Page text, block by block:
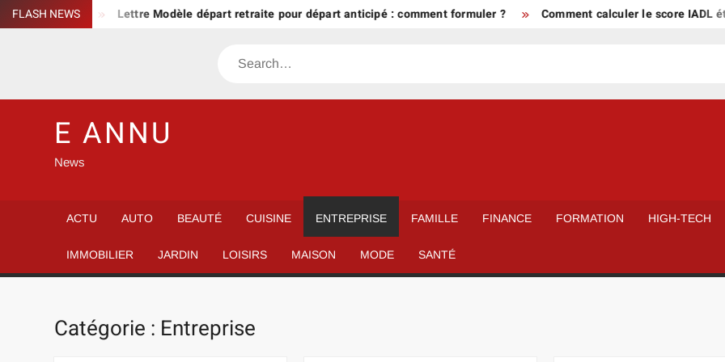
Skip
to
FLASH NEWS
sa famille Lettre Modèle départ retraite pour départ anticipé : comment formuler ? Comment calculer le score IADL
Search
E ANNU
News
ACTU AUTO BEAUTÉ CUISINE ENTREPRISE FAMILLE FINANCE FORMATION HIGH-TECH
IMMOBILIER JARDIN LOISIRS MAISON MODE SANTÉ
Catégorie : Entreprise